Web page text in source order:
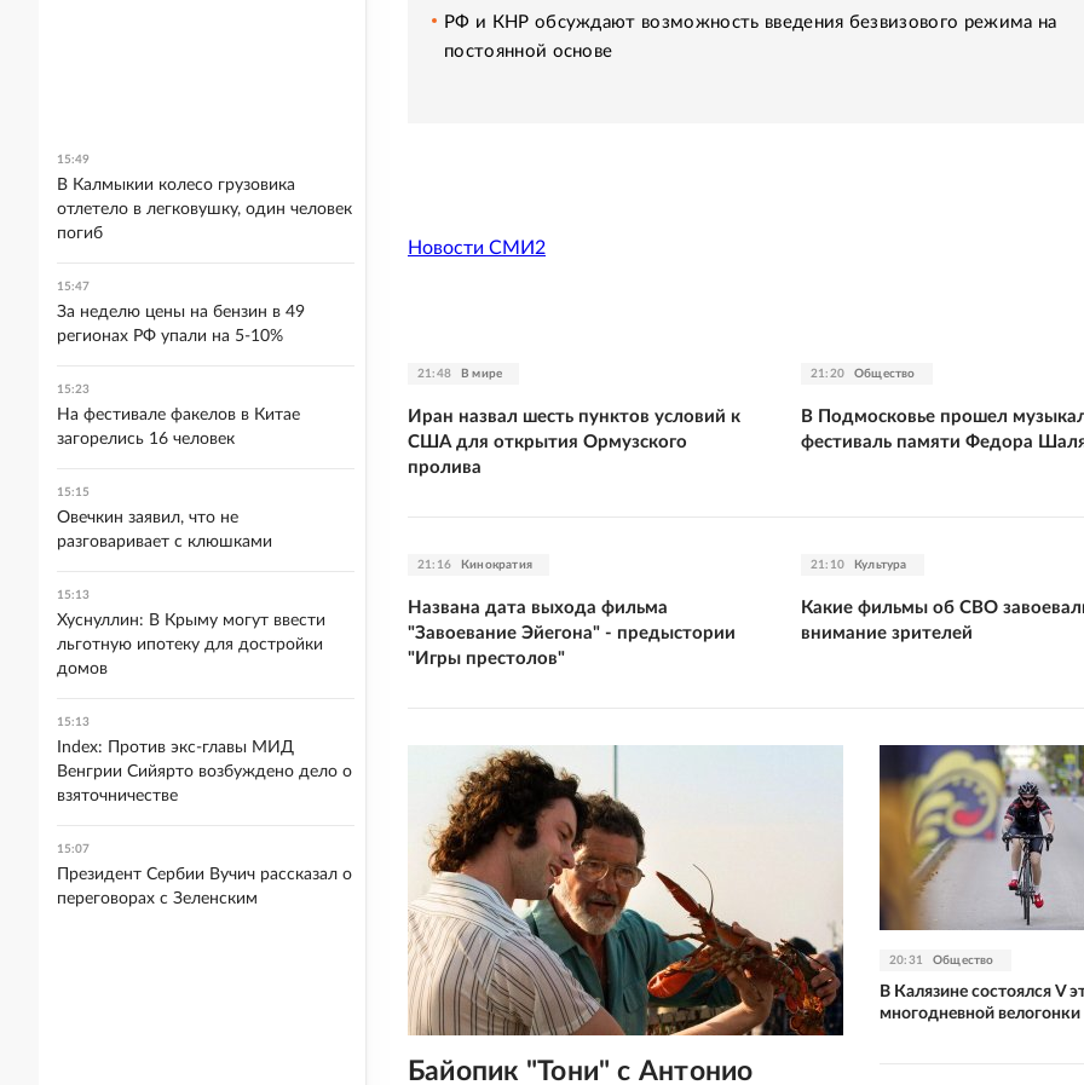
РФ и КНР обсуждают возможность введения безвизового режима на
постоянной основе
Новости СМИ2
21:48 В мире
Иран назвал шесть пунктов условий к
США для открытия Ормузского
пролива
21:20 Общество
В Подмосковье прошел
фестиваль памяти Федора
21:16 Кинократия
Названа дата выхода фильма
"Завоевание Эйегона" - предыстории
"Игры престолов"
21:10 Культура
Какие фильмы об СВО
внимание зрителей
Байопик "Тони" с Антонио
20:31 Общество
В Калязине состоялся V
многодневной
15:49
В Калмыкии колесо грузовика
отлетело в легковушку, один человек
погиб
15:47
За неделю цены на бензин в 49
регионах РФ упали на 5-10%
15:23
На фестивале факелов в Китае
загорелись 16 человек
15:15
Овечкин заявил, что не
разговаривает с клюшками
15:13
Хуснуллин: В Крыму могут ввести
льготную ипотеку для достройки
домов
15:13
Index: Против экс-главы МИД
Венгрии Сийярто возбуждено дело о
взяточничестве
15:07
Президент Сербии Вучич рассказал о
переговорах с Зеленским